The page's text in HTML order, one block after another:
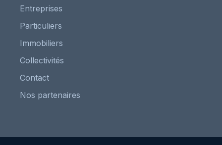
Entreprises
Particuliers
Immobiliers
Collectivités
Contact
Nos partenaires